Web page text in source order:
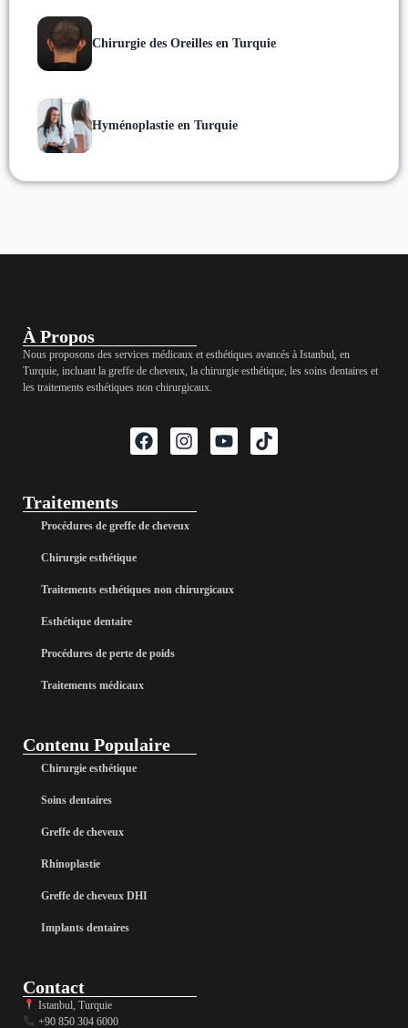
Chirurgie des Oreilles en Turquie
Hyménoplastie en Turquie
À Propos
Nous proposons des services médicaux et esthétiques avancés à Istanbul, en
Turquie, incluant la greffe de cheveux, la chirurgie esthétique, les soins dentaires et
les traitements esthétiques non chirurgicaux.
Traitements
Procédures de greffe de cheveux
Chirurgie esthétique
Traitements esthétiques non chirurgicaux
Esthétique dentaire
Procédures de perte de poids
Traitements médicaux
Contenu Populaire
Chirurgie esthétique
Soins dentaires
Greffe de cheveux
Rhinoplastie
Greffe de cheveux DHI
Implants dentaires
Contact
Istanbul, Turquie
+90 850 304 6000